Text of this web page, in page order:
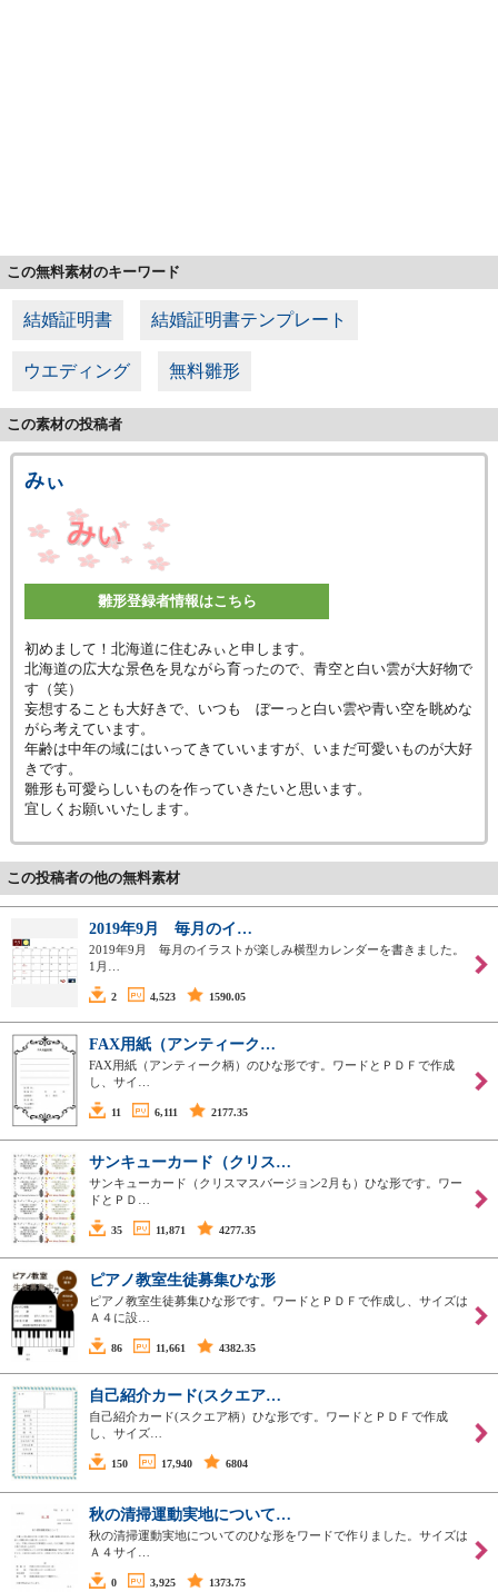
この無料素材のキーワード
結婚証明書 結婚証明書テンプレート
ウエディング 無料雛形
この素材の投稿者
みぃ
雛形登録者情報はこちら
初めまして！北海道に住むみぃと申します。
北海道の広大な景色を見ながら育ったので、青空と白い雲が大好物で
す（笑）
妄想することも大好きで、いつも ぼーっと白い雲や青い空を眺めな
がら考えています。
年齢は中年の域にはいってきていいますが、いまだ可愛いものが大好
きです。
雛形も可愛らしいものを作っていきたいと思います。
宜しくお願いいたします。
この投稿者の他の無料素材
2019年9月 毎月のイ…
2019年9月 毎月のイラストが楽しみ横型カレンダーを書きました。
1月…
2 4,523 1590.05
FAX用紙（アンティーク…
FAX用紙（アンティーク柄）のひな形です。ワードとＰＤＦで作成
し、サイ…
11 6,111 2177.35
サンキューカード（クリス…
サンキューカード（クリスマスバージョン2月も）ひな形です。ワー
ドとＰＤ…
35 11,871 4277.35
ピアノ教室生徒募集ひな形
ピアノ教室生徒募集ひな形です。ワードとＰＤＦで作成し、サイズは
Ａ４に設…
86 11,661 4382.35
自己紹介カード(スクエア…
自己紹介カード(スクエア柄）ひな形です。ワードとＰＤＦで作成
し、サイズ…
150 17,940 6804
秋の清掃運動実地について…
秋の清掃運動実地についてのひな形をワードで作りました。サイズは
Ａ４サイ…
0 3,925 1373.75